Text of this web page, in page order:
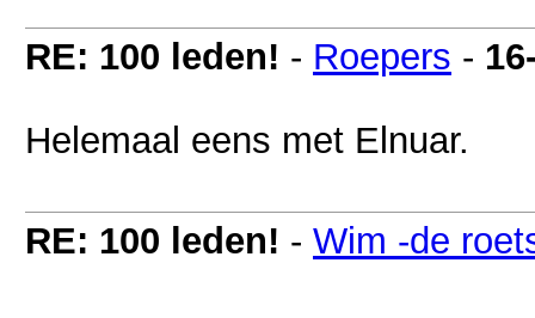
RE: 100 leden! - Roepers -
Helemaal eens met Elnuar.
RE: 100 leden! - Wim -de